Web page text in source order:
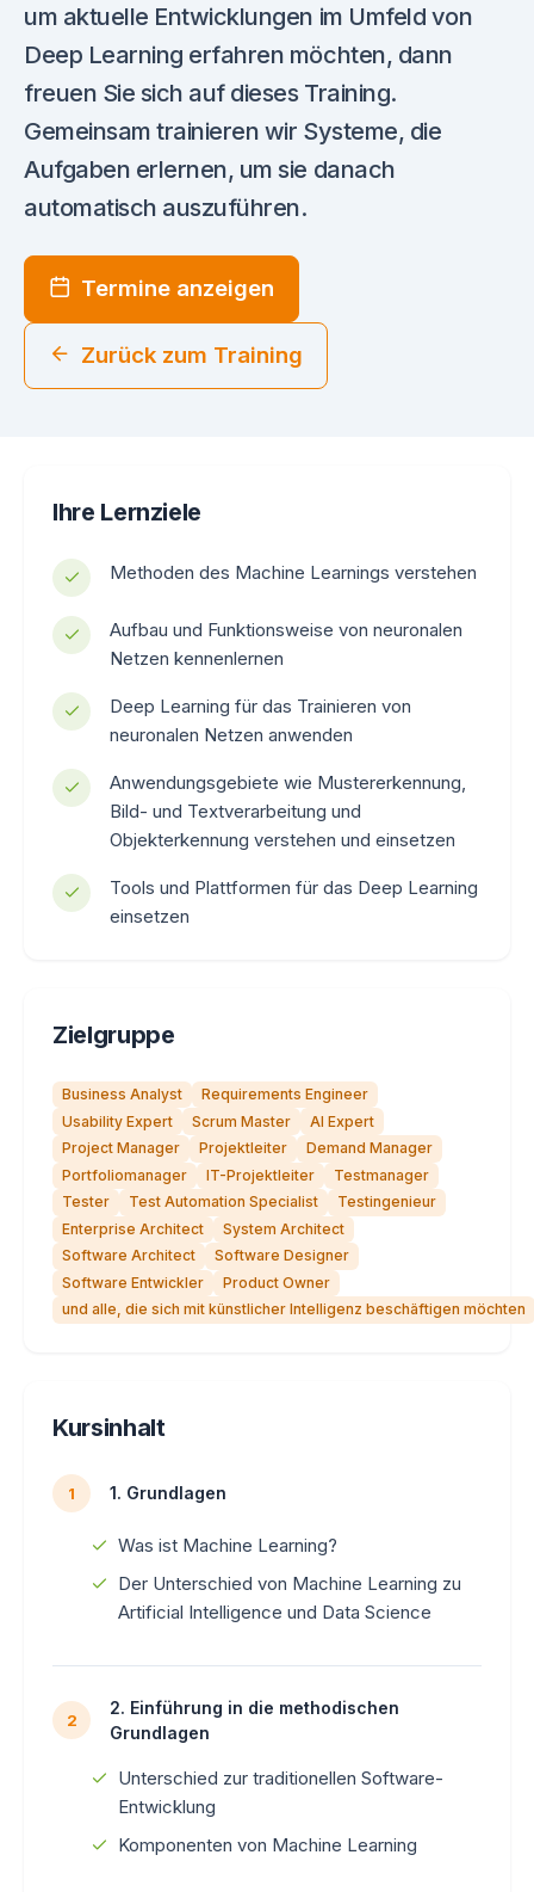
um aktuelle Entwicklungen im Umfeld von
Deep Learning erfahren möchten, dann
freuen Sie sich auf dieses Training.
Gemeinsam trainieren wir Systeme, die
Aufgaben erlernen, um sie danach
automatisch auszuführen.
Termine anzeigen
Zurück zum Training
Ihre Lernziele
Methoden des Machine Learnings verstehen
Aufbau und Funktionsweise von neuronalen
Netzen kennenlernen
Deep Learning für das Trainieren von
neuronalen Netzen anwenden
Anwendungsgebiete wie Mustererkennung,
Bild- und Textverarbeitung und
Objekterkennung verstehen und einsetzen
Tools und Plattformen für das Deep Learning
einsetzen
Zielgruppe
Business Analyst
Requirements Engineer
Usability Expert
Scrum Master
AI Expert
Project Manager
Projektleiter
Demand Manager
Portfoliomanager
IT-Projektleiter
Testmanager
Tester
Test Automation Specialist
Testingenieur
Enterprise Architect
System Architect
Software Architect
Software Designer
Software Entwickler
Product Owner
und alle, die sich mit künstlicher Intelligenz beschäftigen möchten
Kursinhalt
1 1. Grundlagen
Was ist Machine Learning?
Der Unterschied von Machine Learning zu
Artificial Intelligence und Data Science
2
2. Einführung in die methodischen
Grundlagen
Unterschied zur traditionellen Software-
Entwicklung
Komponenten von Machine Learning